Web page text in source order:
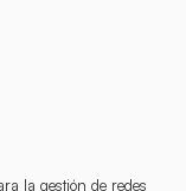
la gestión de redes